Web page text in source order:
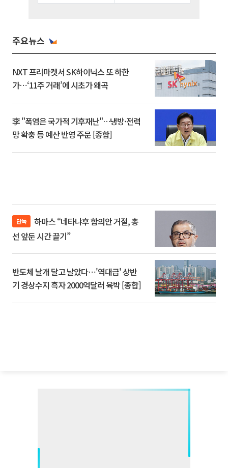
주요뉴스
NXT 프리마켓서 SK하이닉스 또 하한
가⋯‘11주 거래’에 시초가 왜곡
李 "폭염은 국가적 기후재난"…냉방·전력
망 확충 등 예산 반영 주문 [종합]
단독
선 앞둔 시간 끌기”
반도체 날개 달고 날았다⋯'역대급' 상반
기 경상수지 흑자 2000억달러 육박 [종합]